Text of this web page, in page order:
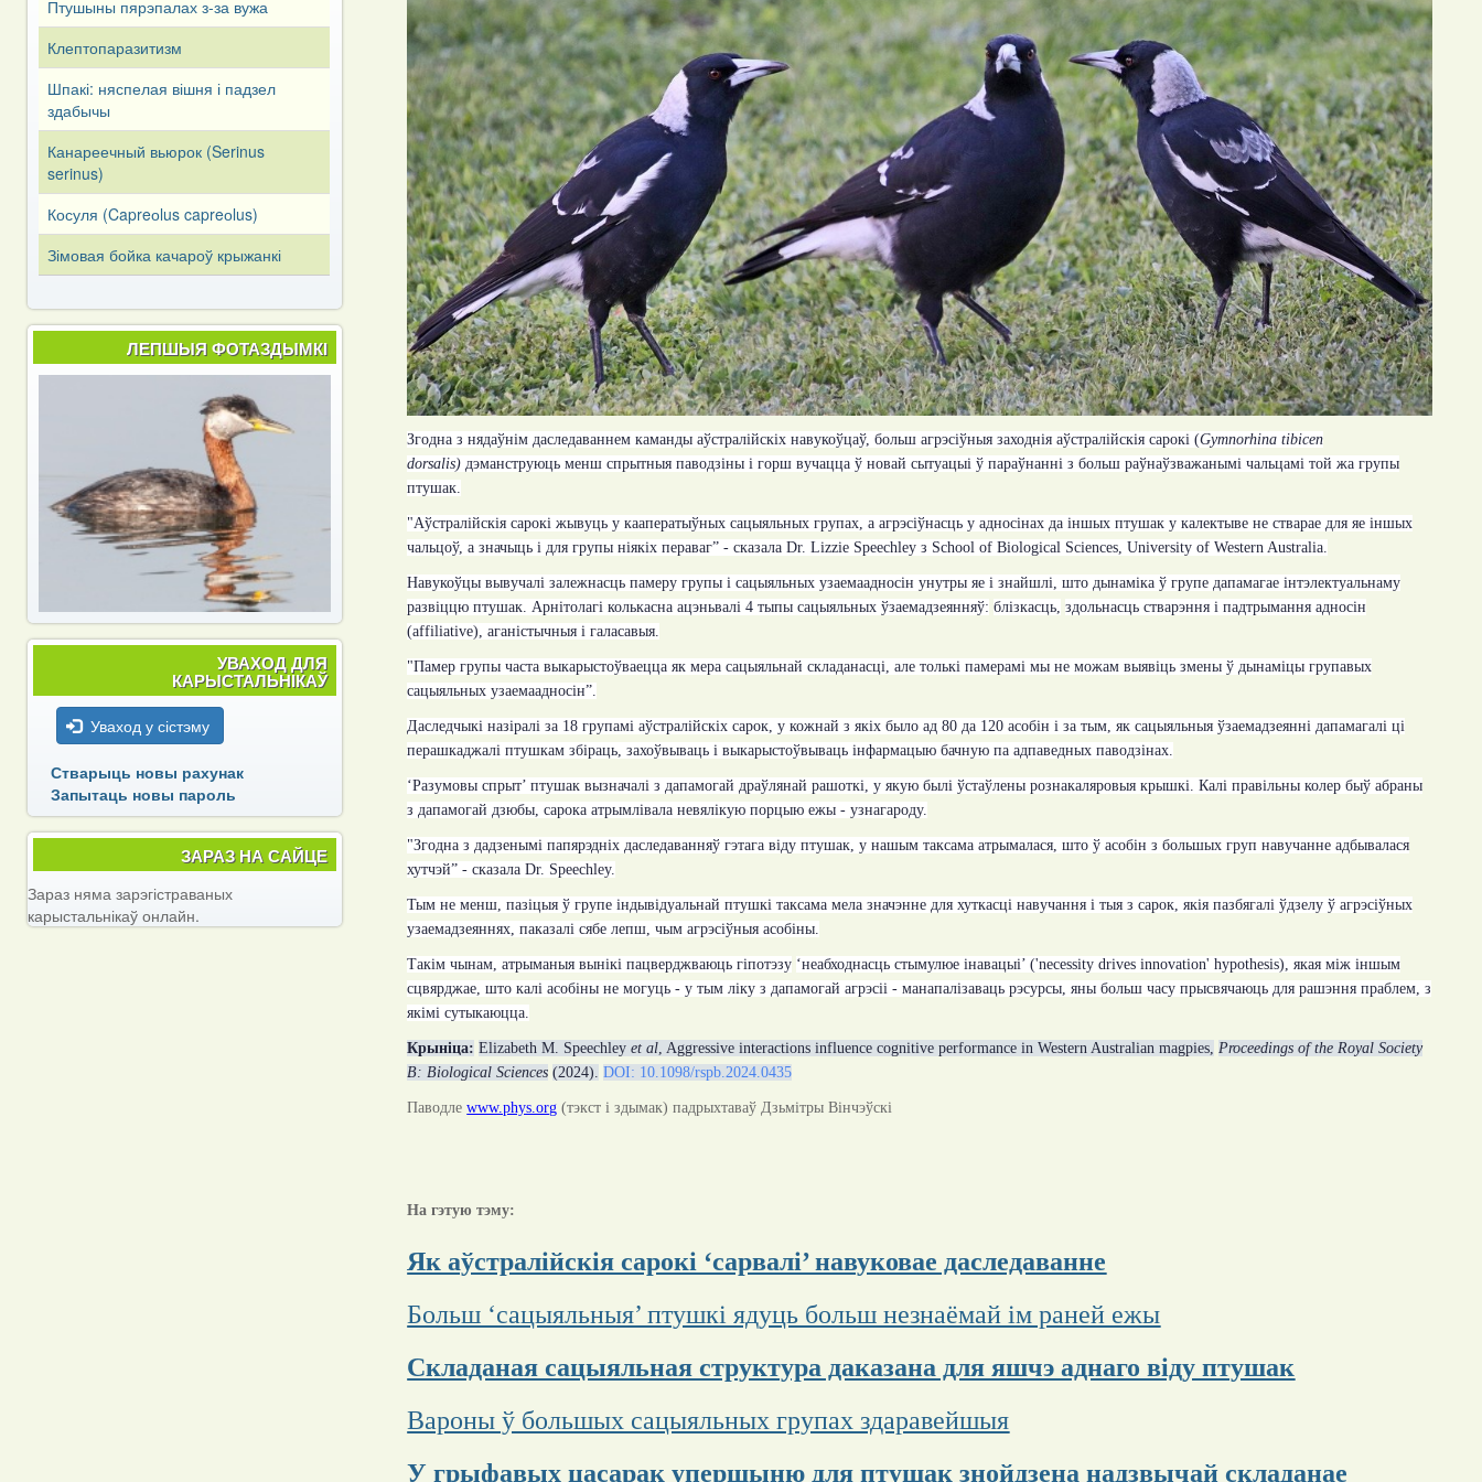
Згодна з нядаўнім даследаваннем каманды аўстралійскіх навукоўцаў, больш агрэсіўныя заходнія аўстралійскія сарокі (Gymnorhina tibicen
dorsalis) дэманструюць менш спрытныя паводзіны і горш вучацца ў новай сытуацыі ў параўнанні з больш раўнаўзважанымі чальцамі той жа групы
птушак.
"Аўстралійскія сарокі жывуць у кааператыўных сацыяльных групах, а агрэсіўнасць у адносінах да іншых птушак у калектыве не стварае для яе іншых
чальцоў, а значыць і для групы ніякіх пераваг” - сказала Dr. Lizzie Speechleyз School of Biological Sciences ,University of Western Australia.
Навукоўцы вывучалі залежнасць памеру групы і сацыяльных узаемаадносін унутры яе і знайшлі, што дынаміка ў групе дапамагае інтэлектуальнаму
развіццю птушак. Арнітолагі колькасна ацэньвалі 4 тыпы сацыяльных ўзаемадзеянняў: блізкасць, здольнасць стварэння і падтрымання адносін
(affiliative) ,аганістычныя і галасавыя.
"Памер групы часта выкарыстоўваецца як мера сацыяльнай складанасці, але толькі памерамі мы не можам выявіць змены ў дынаміцы групавых
сацыяльных узаемаадносін”.
Даследчыкі назіралі за 18 групамі аўстралійскіх сарок, у кожнай з якіх было ад 80 да 120 асобін і за тым, як сацыяльныя ўзаемадзеянні дапамагалі ці
перашкаджалі птушкам збіраць, захоўвываць і выкарыстоўвываць інфармацыю бачную па адпаведных паводзінах.
‘Разумовы спрыт’ птушак вызначалі з дапамогай драўлянай рашоткі, у якую былі ўстаўлены рознакаляровыя крышкі. Калі правільны колер быў абраны
з дапамогай дзюбы, сарока атрымлівала невялікую порцыю ежы - узнагароду.
"Згодна з дадзенымі папярэдніх даследаванняў гэтага віду птушак, у нашым таксама атрымалася, што ў асобін з большых груп навучанне адбывалася
хутчэй” - сказала Dr. Speechley.
Тым не менш, пазіцыя ў групе індывідуальнай птушкі таксама мела значэнне для хуткасці навучання і тыя з сарок, якія пазбягалі ўдзелу ў агрэсіўных
узаемадзеяннях, паказалі сябе лепш, чым агрэсіўныя асобіны.
Такім чынам, атрыманыя вынікі пацверджваюць гіпотэзу ‘неабходнасць стымулюе інавацыі’ ('necessity drives innovation' hypothesis) ,якая між іншым
сцвярджае, што калі асобіны не могуць - у тым ліку з дапамогай агрэсіі - манапалізаваць рэсурсы, яны больш часу прысвячаюць для рашэння праблем, з
якімі сутыкаюцца.
Крыніца: Elizabeth M. Speechleyet al , Aggressive interactions influence cognitive performance in Western Australian magpies, Proceedings of the Royal Society
B: Biological Sciences (2024). DOI: 10.1098/rspb.2024.0435
Паводлеwww.phys.org (тэкст і здымак)падрыхтаваў Дзьмітры Вінчэўскі
На гэтую тэму:
Як аўстралійскія сарокі ‘сарвалі’ навуковае даследаванне
Больш ‘сацыяльныя’ птушкі ядуць больш незнаёмай ім раней ежы
Складаная сацыяльная структура даказана для яшчэ аднаго віду птушак
Вароны ў большых сацыяльных групах здаравейшыя
У грыфавых цасарак упершыню для птушак знойдзена надзвычай складанае
Птушыны пярэпалах з-за вужа
Клептопаразитизм
Шпакі: няспелая вішня і падзел
здабычы
Канареечный вьюрок (Serinus
serinus)
Косуля (Capreоlus capreоlus)
Зімовая бойка качароў крыжанкі
ЛЕПШЫЯ ФОТАЗДЫМКІ
УВАХОД ДЛЯ
КАРЫСТАЛЬНІКАЎ
Уваход у сістэму
Стварыць новы рахунак
Запытаць новы пароль
ЗАРАЗ НА САЙЦЕ
Зараз няма зарэгістраваных
карыстальнікаў онлайн.